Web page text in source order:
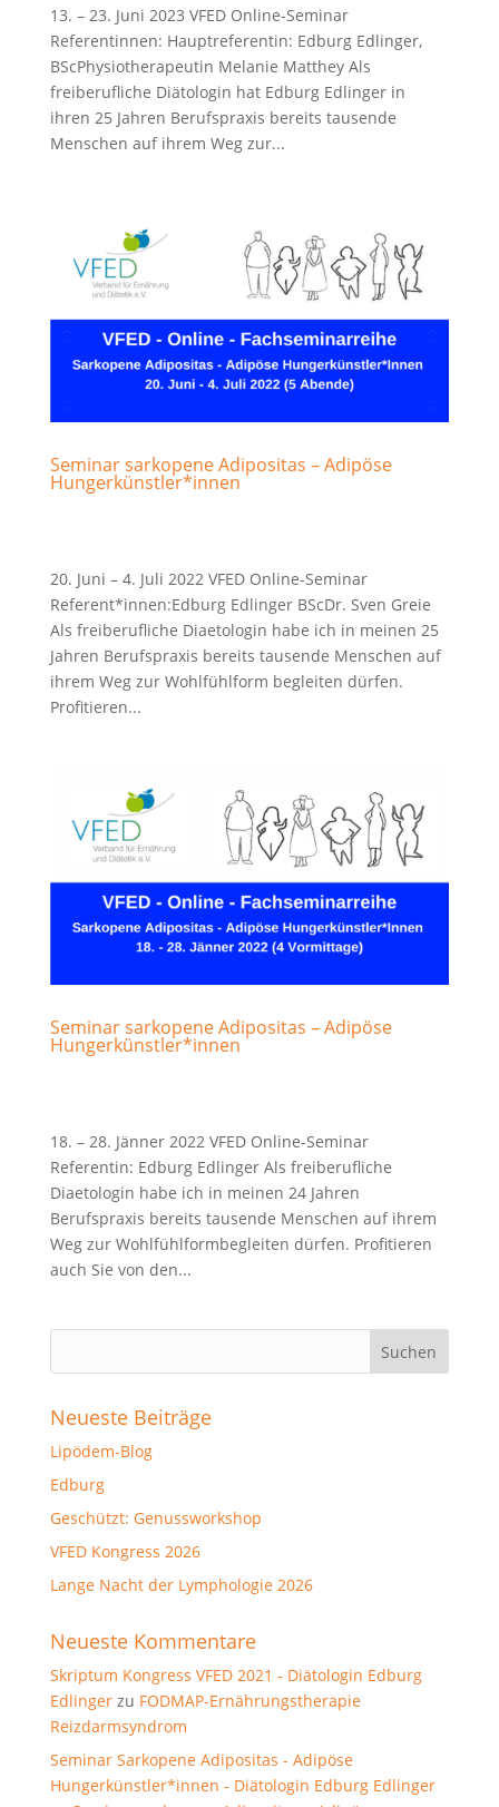
13. – 23. Juni 2023 VFED Online-Seminar
Referentinnen: Hauptreferentin: Edburg Edlinger,
BScPhysiotherapeutin Melanie Matthey Als
freiberufliche Diätologin hat Edburg Edlinger in
ihren 25 Jahren Berufspraxis bereits tausende
Menschen auf ihrem Weg zur...
Seminar sarkopene Adipositas – Adipöse
Hungerkünstler*innen
20. Juni – 4. Juli 2022 VFED Online-Seminar
Referent*innen:Edburg Edlinger BScDr. Sven Greie
Als freiberufliche Diaetologin habe ich in meinen 25
Jahren Berufspraxis bereits tausende Menschen auf
ihrem Weg zur Wohlfühlform begleiten dürfen.
Profitieren...
Seminar sarkopene Adipositas – Adipöse
Hungerkünstler*innen
18. – 28. Jänner 2022 VFED Online-Seminar
Referentin: Edburg Edlinger Als freiberufliche
Diaetologin habe ich in meinen 24 Jahren
Berufspraxis bereits tausende Menschen auf ihrem
Weg zur Wohlfühlformbegleiten dürfen. Profitieren
auch Sie von den...
Neueste Beiträge
Lipödem-Blog
Edburg
Geschützt: Genussworkshop
VFED Kongress 2026
Lange Nacht der Lymphologie 2026
Neueste Kommentare
Skriptum Kongress VFED 2021 - Diätologin Edburg
Edlingerzu FODMAP-Ernährungstherapie
Reizdarmsyndrom
Seminar Sarkopene Adipositas - Adipöse
Hungerkünstler*innen - Diätologin Edburg Edlinger